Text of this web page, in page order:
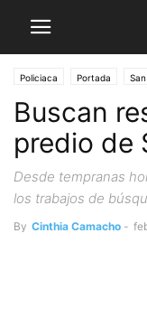
Policiaca Portada
Buscan
predio de
Desde tempranas
los trabajos de
By Cinthia Camacho -